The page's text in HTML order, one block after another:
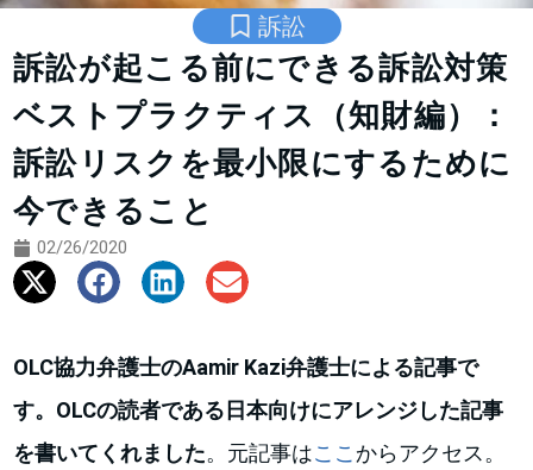
訴訟
訴訟が起こる前にできる訴訟対策
ベストプラクティス（知財編）：
訴訟リスクを最小限にするために
今できること
02/26/2020
OLC協力弁護士のAamir Kazi弁護士による記事で
す。OLCの読者である日本向けにアレンジした記事
を書いてくれました。元記事はここからアクセス。